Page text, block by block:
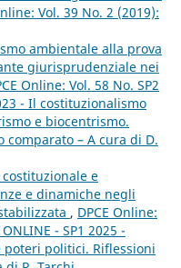
Vol. 39 No. 2 (2019):
ambientale alla prova
giurisprudenziale nei
Online: Vol. 58 No. SP2
- Il costituzionalismo
e biocentrismo.
– A cura di D.
e
e dinamiche negli
, DPCE Online:
- SP1 2025 -
politici. Riflessioni